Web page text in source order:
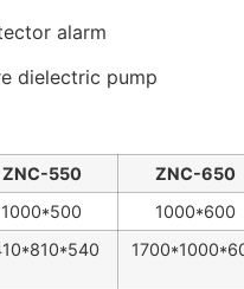
alarm
dielectric pump
ZNC-550
ZNC-650
1000*500
1000*600